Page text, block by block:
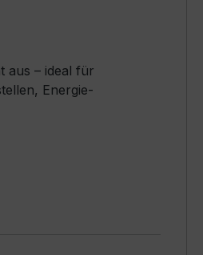
aus – ideal für
Energie-